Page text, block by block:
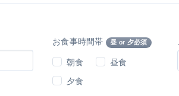
お食事時間帯 昼 or 夕必須
朝食
昼食
夕食